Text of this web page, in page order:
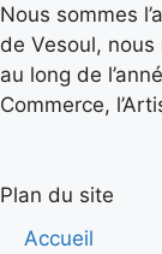
Nous sommes
de Vesoul,
au long de
Commerce,
Plan du site
Accueil